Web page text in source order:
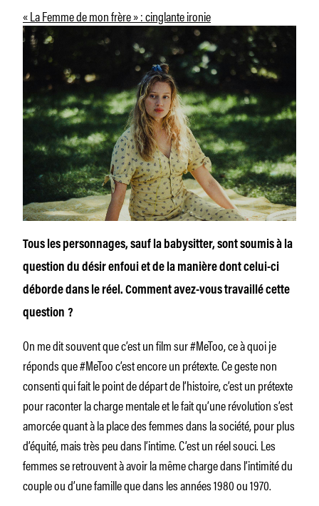
« La Femme de mon frère » : cinglante ironie
Tous les personnages, sauf la babysitter, sont soumis à la
question du désir enfoui et de la manière dont celui-ci
déborde dans le réel. Comment avez-vous travaillé cette
question ?
On me dit souvent que c’est un film sur #MeToo, ce à quoi je
réponds que #MeToo c’est encore un prétexte. Ce geste non
consenti qui fait le point de départ de l’histoire, c’est un prétexte
pour raconter la charge mentale et le fait qu’une révolution s’est
amorcée quant à la place des femmes dans la société, pour plus
d’équité, mais très peu dans l’intime. C’est un réel souci. Les
femmes se retrouvent à avoir la même charge dans l’intimité du
couple ou d’une famille que dans les années 1980 ou 1970.